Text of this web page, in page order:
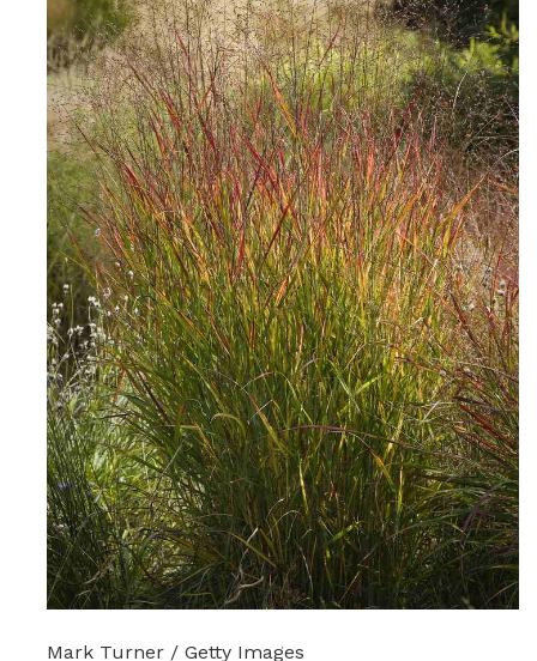
Mark Turner / Getty Images